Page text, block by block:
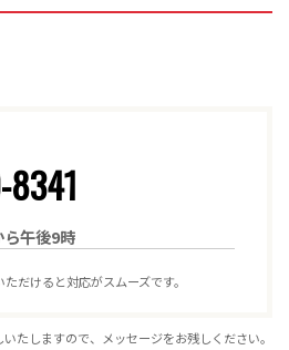
午後9時
だけると対応がスムーズです。
たしますので、メッセージをお残しください。